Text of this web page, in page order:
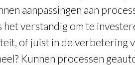
aanpassingen aan
verstandig om te
of juist in de verbetering
Kunnen processen